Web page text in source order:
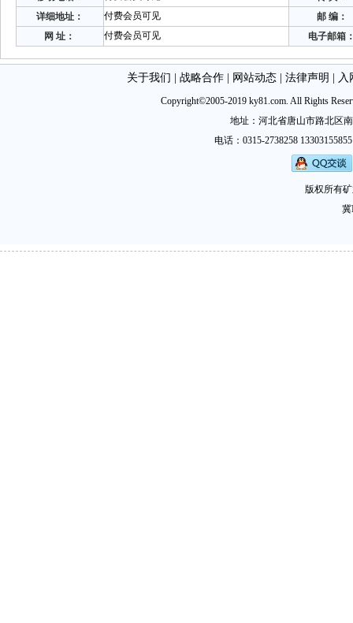
详细地址：
付费会员可见
邮 编：
网 址：
付费会员可见 电子邮箱
关于我们 战略合作| 网站动态| 法律声明 入
Copyright©2005-2019 ky81.com. All Rights
地址：河北省唐山市路北区
电话：0315-2738258
版权所有
冀